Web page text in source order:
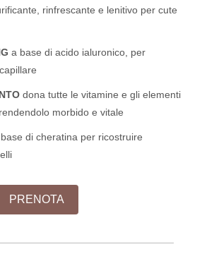
rinfrescante e lenitivo per cute
a base di acido ialuronico, per
dona tutte le vitamine e gli elementi
morbido e vitale
di cheratina per ricostruire
PRENOTA